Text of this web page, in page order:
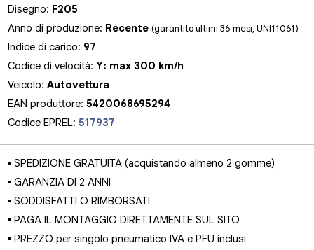
Disegno: F205
Anno di produzione: Recente(garantito ultimi 36 mesi, UNI11061)
Indice di carico: 97
Codice di velocità:Y: max 300 km/h
Veicolo:Autovettura
EAN produttore:5420068695294
Codice EPREL:517937
▪ SPEDIZIONE GRATUITA (acquistando almeno 2 gomme)
▪ GARANZIA DI 2 ANNI
▪ SODDISFATTI O RIMBORSATI
▪ PAGA IL MONTAGGIO DIRETTAMENTE SUL SITO
▪ PREZZO per singolo pneumatico IVA e PFU inclusi